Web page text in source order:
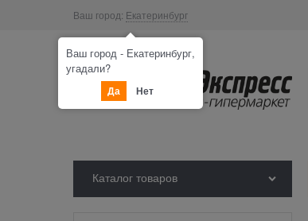
Ваш город: Екатеринбург
Каталог товаров
Ваш город - Екатеринбург,
угадали?
Да Нет